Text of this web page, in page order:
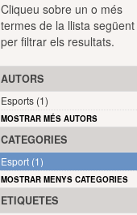
Cliqueu sobre un o més
termes de la llista següent
per filtrar els resultats.
AUTORS
Esports (1)
MOSTRAR MÉS AUTORS
CATEGORIES
Esport (1)
MOSTRAR MENYS CATEGORIES
ETIQUETES